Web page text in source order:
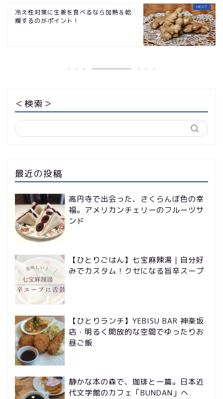
冷え性対策に生姜を食べるなら加熱＆乾
燥するのがポイント！
＜検索＞
最近の投稿
高円寺で出会った、さくらんぼ色の幸
福。アメリカンチェリーのフルーツサ
ンド
【ひとりごはん】七宝麻辣湯｜自分好
みでカスタム！クセになる旨辛スープ
【ひとりランチ】YEBISU BAR 神楽坂
店・明るく開放的な空間でゆったりお
昼ご飯
静かな本の森で、珈琲と一篇。日本近
代文学館のカフェ「BUNDAN」へ